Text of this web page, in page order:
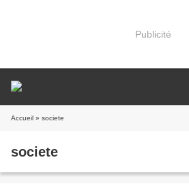
Publicité
Accueil » societe
societe